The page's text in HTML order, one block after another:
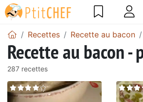
Recettes Recette au bacon
Recette au bacon -
287 recettes